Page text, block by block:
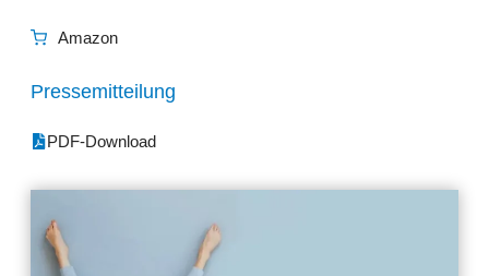
Amazon
Pressemitteilung
PDF-Download